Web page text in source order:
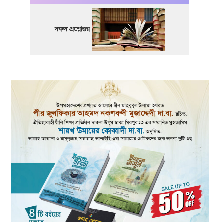
সকল প্রশ্নোত্তর